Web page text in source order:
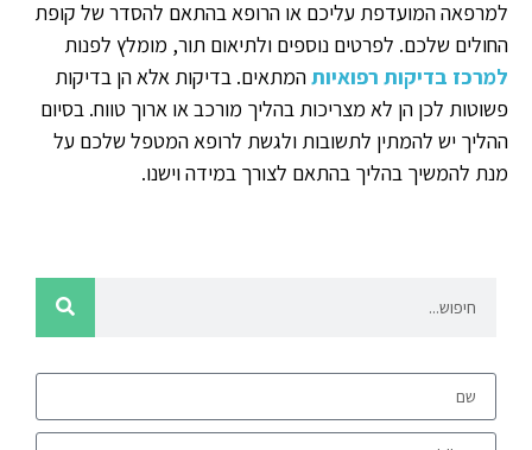
למרפאה המועדפת עליכם או הרופא בהתאם להסדר של קופת
החולים שלכם. לפרטים נוספים ולתיאום תור, מומלץ לפנות
למרכז בדיקות רפואיותהמתאים. בדיקות אלא הן בדיקות
פשוטות לכן הן לא מצריכות בהליך מורכב או ארוך טווח. בסיום
ההליך יש להמתין לתשובות ולגשת לרופא המטפל שלכם על
מנת להמשיך בהליך בהתאם לצורך במידה וישנו.